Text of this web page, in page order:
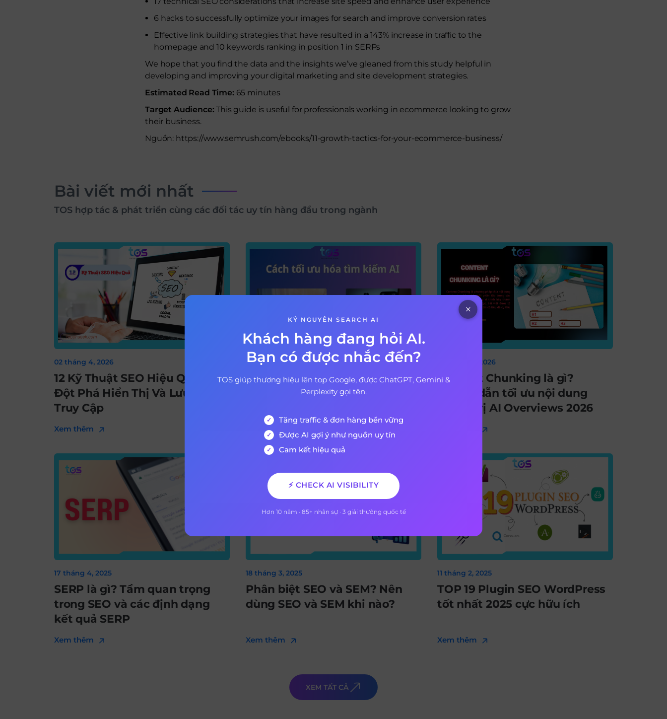
6 hacks to successfully optimize your images for search and improve conversion rates
Effective link building strategies that have resulted in a 143% increase in traffic to the
homepage and 10 keywords ranking in position 1 in SERPs
We hope that you find the data and the insights we’ve gleaned from this study helpful in
developing and improving your digital marketing and site development strategies.
Estimated Read Time: 65 minutes
Target Audience:This guide is useful for professionals working in ecommerce looking to grow
their business.
Nguồn: https://www.semrush.com/ebooks/11-growth-tactics-for-your-ecommerce-business/
Bài viết mới nhất
TOS hợp tác & phát triển cùng các đối tác uy tín hàng đầu trong ngành
02 tháng 4, 2026
12 Kỹ Thuật SEO Hiệu Quả Giúp
Đột Phá Hiển Thị Và Lưu Lượng
Truy Cập
Xem thêm
27 tháng 2, 2026
Tối ưu hóa tìm kiếm AI (GEO):
Bí quyết để website được xuất
AI Overviews
Xem thêm
03 tháng 2, 2026
Content Chunking là gì?
Hướng dẫn tối ưu nội dung
thống trị AI Overviews 2026
17 tháng 4, 2025
SERP là gì? Tầm quan trọng
trong SEO và các định dạng
kết quả SERP
Xem thêm
18 tháng 3, 2025
Phân biệt SEO và SEM? Nên
dùng SEO và SEM khi nào?
Xem thêm
11 tháng 2, 2025
TOP 19 Plugin SEO WordPress
tốt nhất 2025 cực hữu ích
Xem thêm
XEM TẤT CẢ
KỶ NGUYÊN SEARCH AI
Khách hàng đang hỏi AI.
Bạn có được nhắc đến?
TOS giúp thương hiệu lên top Google, được ChatGPT, Gemini &
Perplexity gọi tên.
Tăng traffic & đơn hàng bền vững
Được AI gợi ý như nguồn uy tín
Cam kết hiệu quả
⚡ CHECK AI VISIBILITY
Hơn 10 năm · 85+ nhân sự · 3 giải thưởng quốc tế